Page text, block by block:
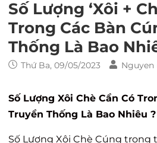
Số Lượng ‘Xôi +
Trong Các Bàn
Thống Là Bao
Thứ Ba, 09/05/2023 Nguyen
Số Lượng Xôi Chè Cần Có
Truyền Thống Là Bao Nhiêu ?
Số Lượng Xôi Chè Cúng trong